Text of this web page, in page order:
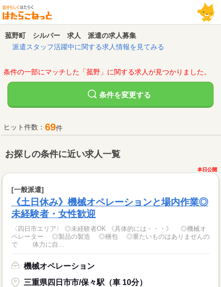
菰野町 シルバー 求人 派遣の求人募集
派遣スタッフ活躍中に関する求人情報を見てみる
条件の一部にマッチした「菰野」に関する求人が見つかりました。
条件を変更する
ヒット件数： 69件
お探しの条件に近い求人一覧
本日公開
[一般派遣]
《土日休み》機械オペレーションと場内作業◎
未経験者・女性歓迎
〈四日市エリア〉 ◎未経験者OK 《具体的には・・・》 ◎機械オ
ペレーター ◎製品の製造 ◎梱包 ◎重たいものはありませんの
で 体力に自...
機械オペレーション
三重県四日市市/保々駅（車 10分）